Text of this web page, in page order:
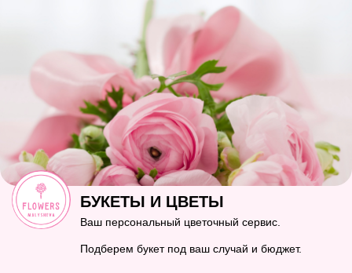
БУКЕТЫ И ЦВЕТЫ
Ваш персональный цветочный сервис.
Подберем букет под ваш случай и бюджет.